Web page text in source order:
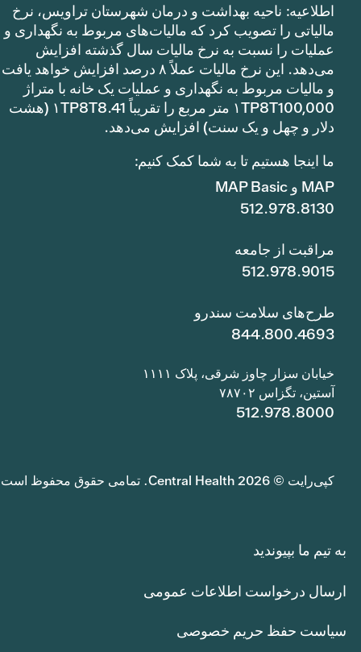
اطلاعیه: ناحیه بهداشت و درمان شهرستان تراویس، نرخ
مالیاتی را تصویب کرد که مالیات‌های مربوط به نگهداری و
عملیات را نسبت به نرخ مالیات سال گذشته افزایش
می‌دهد. این نرخ مالیات عملاً ۸ درصد افزایش خواهد یافت
و مالیات مربوط به نگهداری و عملیات یک خانه با متراژ
۱TP8T100,000 متر مربع را تقریباً ۱TP8T8.41 (هشت
دلار و چهل و یک سنت) افزایش می‌دهد.
ما اینجا هستیم تا به شما کمک کنیم:
MAP و MAP Basic
512.978.8130
مراقبت از جامعه
512.978.9015
طرح‌های سلامت سندرو
844.800.4693
خیابان سزار چاوز شرقی، پلاک ۱۱۱۱
آستین، تگزاس ۷۸۷۰۲
512.978.8000
کپی‌رایت © 2026 Central Health. تمامی حقوق محفوظ است.
به تیم ما بپیوندید
ارسال درخواست اطلاعات عمومی
سیاست حفظ حریم خصوصی